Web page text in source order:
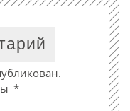
*